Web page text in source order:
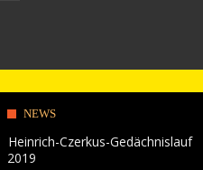
NEWS
Heinrich-Czerkus-Gedächnislauf
2019